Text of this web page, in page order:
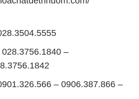
–
– 0906.387.866 –